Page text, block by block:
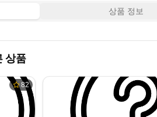
상품 정보
상품
82